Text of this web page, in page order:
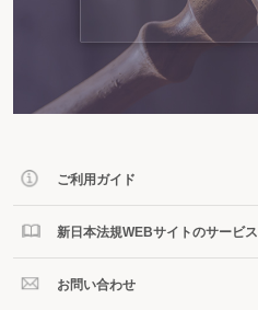
ご利用ガイド
新日本法規WEBサイトのサービス
お問い合わせ